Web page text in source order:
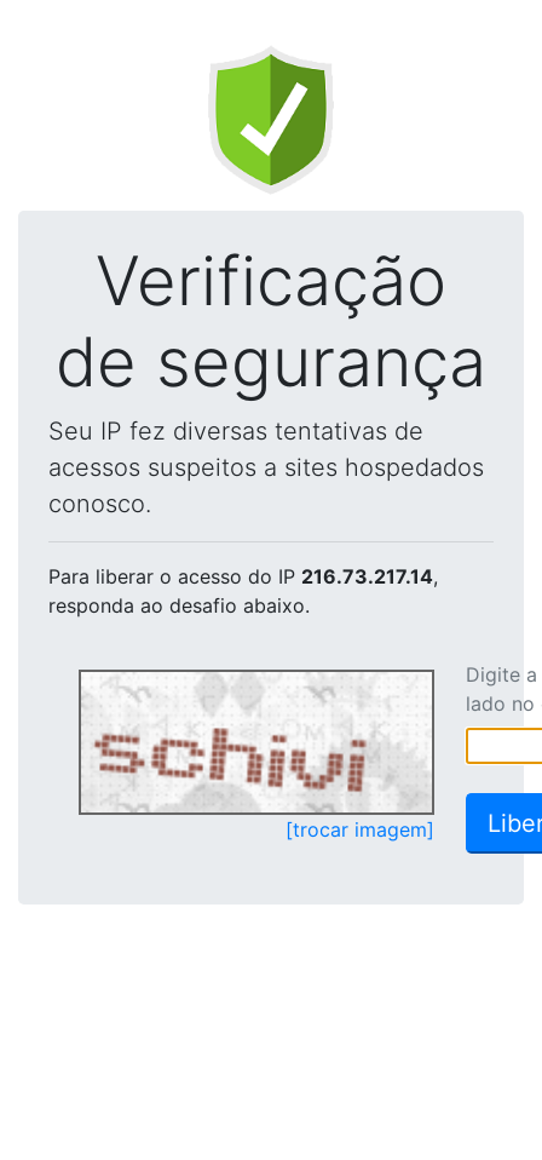
Verificação
de segurança
Seu IP fez diversas tentativas de
acessos suspeitos a sites hospedados
conosco.
Para liberar o acesso do IP 216.73.217.14,
responda ao desafio abaixo.
[trocar imagem]
Digite
lado no